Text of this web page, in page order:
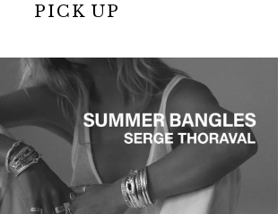
PICK UP